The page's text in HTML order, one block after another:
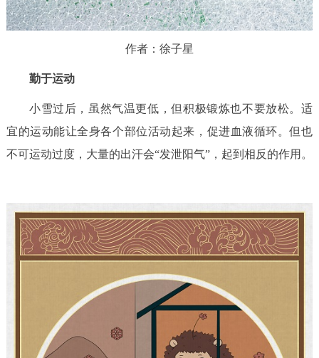
作者：徐子星
勤于运动
小雪过后，虽然气温更低，但积极锻炼也不要放松。适
宜的运动能让全身各个部位活动起来，促进血液循环。但也
不可运动过度，大量的出汗会“发泄阳气”，起到相反的作用。